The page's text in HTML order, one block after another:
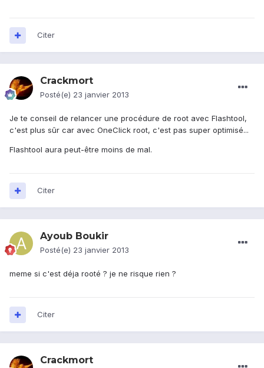
Citer
Crackmort
Posté(e) 23 janvier 2013
Je te conseil de relancer une procédure de root avec Flashtool,
c'est plus sûr car avec OneClick root, c'est pas super optimisé...
Flashtool aura peut-être moins de mal.
Citer
Ayoub Boukir
Posté(e) 23 janvier 2013
meme si c'est déja rooté ? je ne risque rien ?
Citer
Crackmort